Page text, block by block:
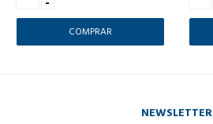
NEWSLETTER